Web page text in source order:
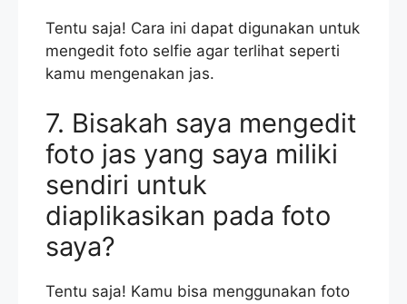
Tentu saja! Cara ini dapat digunakan untuk
mengedit foto selfie agar terlihat seperti
kamu mengenakan jas.
7. Bisakah saya mengedit
foto jas yang saya miliki
sendiri untuk
diaplikasikan pada foto
saya?
Tentu saja! Kamu bisa menggunakan foto